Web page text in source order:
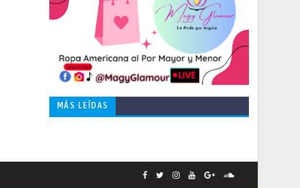
MÁS LEÍDAS